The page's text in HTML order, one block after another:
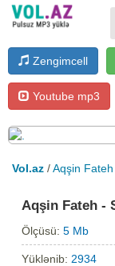
Zengimcell
Youtube mp3
Vol.az /Aqşin Fateh
Aqşin Fateh -
Ölçüsü:5 Mb
Yüklənib: 2934